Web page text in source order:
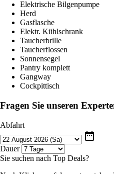
Elektrische Bilgenpumpe
Herd
Gasflasche
Elektr. Kühlschrank
Taucherbrille
Taucherflossen
Sonnensegel
Pantry komplett
Gangway
Cockpittisch
Fragen Sie unseren
Abfahrt
date_range
Dauer
Sie suchen nach Top Deals?